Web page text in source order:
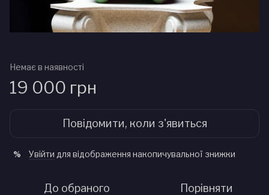
Немає в наявності
19 000 грн
Повідомити, коли з'явиться
% Увійти для відображення накопичувальної знижки
До обраного Порівняти